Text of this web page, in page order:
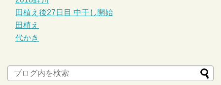
田植え後27日目 中干し開始
田植え
代かき